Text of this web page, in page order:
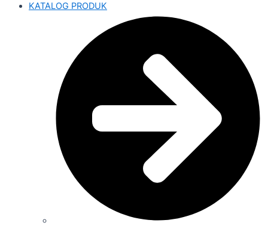
KATALOG PRODUK